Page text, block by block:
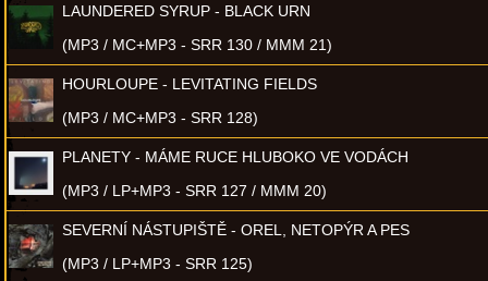
LAUNDERED SYRUP - BLACK URN
(MP3 / MC+MP3 - SRR 130 / MMM 21)
HOURLOUPE - LEVITATING FIELDS
(MP3 / MC+MP3 - SRR 128)
PLANETY - MÁME RUCE HLUBOKO VE VODÁCH
(MP3 / LP+MP3 - SRR 127 / MMM 20)
SEVERNÍ NÁSTUPIŠTĚ - OREL, NETOPÝR A PES
(MP3 / LP+MP3 - SRR 125)